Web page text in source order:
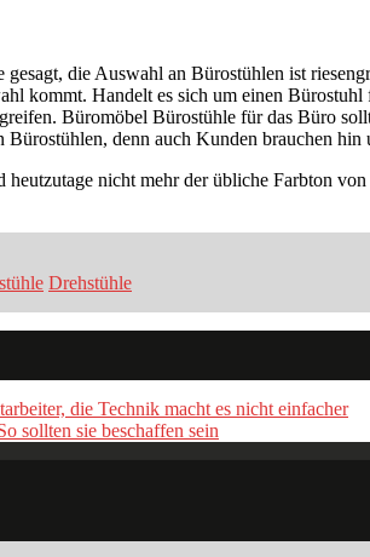
die Auswahl an Bürostühlen ist
kommt. Handelt es sich um einen
Büromöbel Bürostühle für das Büro
denn auch Kunden brauchen hin
nicht mehr der übliche Farbton
Drehstühle
die Technik macht es nicht einfacher
sollten sie beschaffen sein